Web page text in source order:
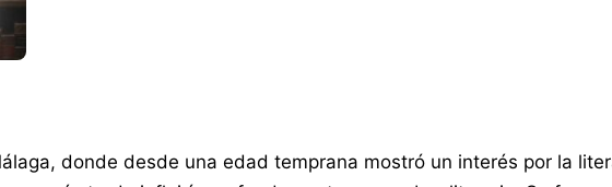
donde desde una edad temprana mostró un interés por la